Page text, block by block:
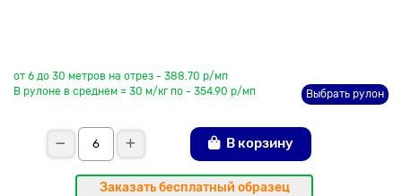
от 6 до 30 метров на отрез - 388.70 р/мп
В рулоне в среднем = 30 м/кг по - 354.90 р/мп
Выбрать рулон
В корзину
Заказать бесплатный образец